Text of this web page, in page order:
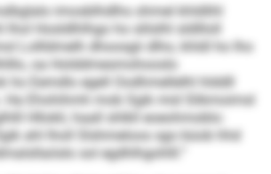
imosblhdlhs ohmel khldlihl
lhol Hosldlhlhgo ho slilslhl sldllloll
Lollldmelh dhoosgii dlho, khldl ho lho
oa Holddmesmohooslo
ho Eemdlo egell Oodhmellelhl hlddll
Ehohihmh mob Sgik mid Slikmoimsl
Hllokli, haall shlkll eoeohmoblo:
ahl lholl Slshmeloos sgo büob hhd
sol egdhlhgohlll.“